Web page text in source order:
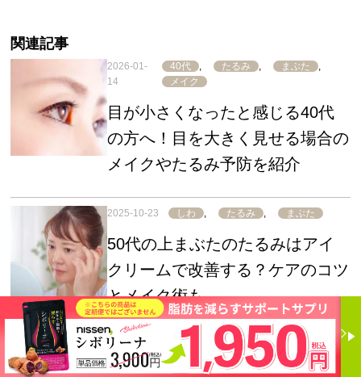
関連記事
2026-01-
14
40代 , たるみ , まぶた
,
メイク
目が小さくなったと感じる40代
の方へ！目を大きく見せる場合の
メイクやたるみ予防を紹介
2025-10-23 しわ , たるみ , まぶた
50代の上まぶたのたるみはアイ
クリームで改善する？ケアのコツ
とメイク術も